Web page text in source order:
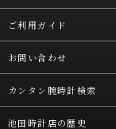
ご利用ガイド
お問い合わせ
カンタン腕時計検索
池田時計店の歴史